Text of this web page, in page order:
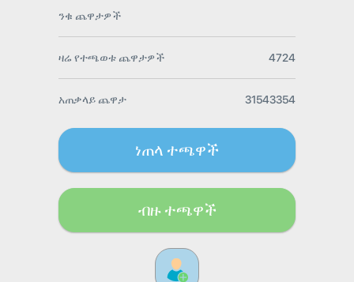
ንቁ ጨዋታዎች
ዛሬ የተጫወቱ ጨዋታዎች 4724
አጠቃላይ ጨዋታ 31543354
ነጠላ ተጫዋች
ብዙ ተጫዋች